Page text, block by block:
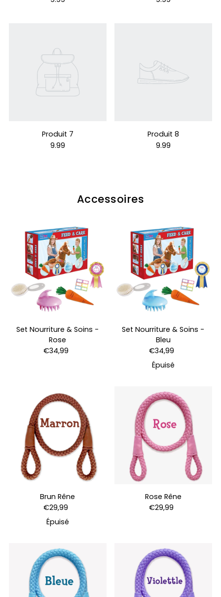
Produit 7
9.99
Produit 8
9.99
Accessoires
Set Nourriture & Soins -
Rose
€34,99
Set Nourriture & Soins -
Bleu
€34,99
Épuisé
Brun Rêne
€29,99
Épuisé
Rose Rêne
€29,99